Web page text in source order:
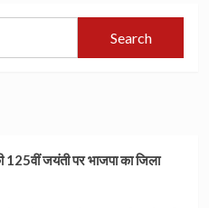
125वीं जयंती पर भाजपा का जिला